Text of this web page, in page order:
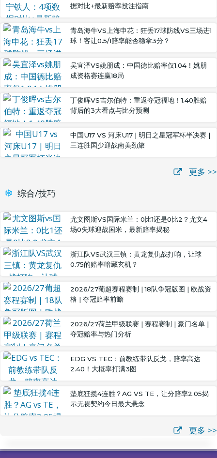
据对比+最新赔率投注指南
青岛海牛VS上海申花：狂丢17球防线VS三场进1
球！客让0.5/1赔率能否稳拿3分？
吴宜泽VS姚朋成：中国德比赔率仅1.04！姚朋
成资格赛连赢18局
丁俊晖VS吉尔伯特：重返夺冠福地！1.40胜赔
背后的3大看点与比分预测
中国U17 VS 河床U17 | 明日之星冠军杯半决赛 |
三连胜国少迎战南美劲旅
更多 >>
综合/技巧
尤文图斯VS国际米兰：0比1还是0比2？尤文4
场0失球迎战国米，最新赔率揭秘
浙江队VS武汉三镇：黄龙复仇战打响，让球
0.75的赔率暗藏玄机？
2026/27葡超赛程赛制 | 18队争冠版图 | 欧战资
格 | 夺冠赔率前瞻
2026/27荷兰甲级联赛 | 赛程赛制 | 豪门名单 |
夺冠赔率与热门分析
EDG VS TEC：前教练带队反戈，赔率高达
2.40！大概率打满3图
垫底狂揽4连胜？AG VS TE，让分赔率2.05揭
示无畏契约今日最大悬念
更多 >>